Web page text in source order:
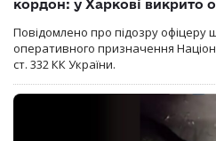
кордон: у Харкові викрито
Повідомлено про підозру офіцеру
оперативного призначення
ст. 332 КК України.